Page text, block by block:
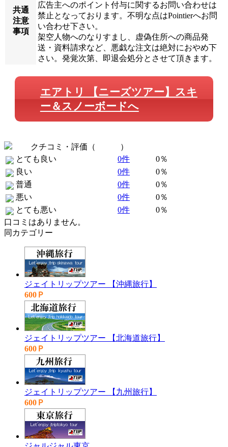
共通
注意
事項
広告主へのポイント付与に関するお問い合わせは
禁止となっております。不明な点はPointierへお問
い合わせ下さい。
架空人物へのなりすまし、虚偽住所への商品発
送・資料請求など、悪戯な注文は絶対におやめ下
さい。発覚次第、即退会処分とさせて頂きます。
エアトリ 【ニーズツアー】スキ
ー＆スノーボードへ
クチコミ・評価（
）
とても良い
0件
0％
良い
0件
0％
普通
0件
0％
悪い
0件
0％
とても悪い
0件
0％
口コミはありません。
同カテゴリー
ジェイトリップツアー 【沖縄旅行】
600Ｐ
ジェイトリップツアー 【北海道旅行】
600Ｐ
ジェイトリップツアー 【九州旅行】
600Ｐ